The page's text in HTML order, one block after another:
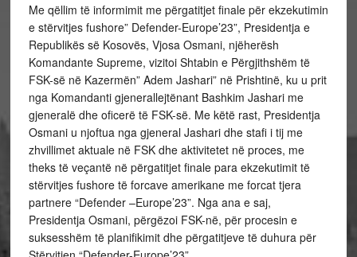
Me qëllim të informimit me përgatitjet finale për ekzekutimin
e stërvitjes fushore” Defender-Europe’23”, Presidentja e
Republikës së Kosovës, Vjosa Osmani, njëherësh
Komandante Supreme, vizitoi Shtabin e Përgjithshëm të
FSK-së në Kazermën” Adem Jashari” në Prishtinë, ku u prit
nga Komandanti gjenerallejtënant Bashkim Jashari me
gjeneralë dhe oficerë të FSK-së. Me këtë rast, Presidentja
Osmani u njoftua nga gjeneral Jashari dhe stafi i tij me
zhvillimet aktuale në FSK dhe aktivitetet në proces, me
theks të veçantë në përgatitjet finale para ekzekutimit të
stërvitjes fushore të forcave amerikane me forcat tjera
partnere “Defender –Europe’23”. Nga ana e saj,
Presidentja Osmani, përgëzoi FSK-në, për procesin e
suksesshëm të planifikimit dhe përgatitjeve të duhura për